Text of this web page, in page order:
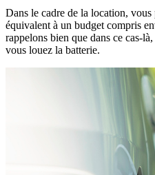
Dans le cadre de la location,
équivalent à un budget compris
rappelons bien que dans ce cas-
vous louez la batterie.